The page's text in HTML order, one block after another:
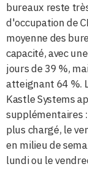
bureaux reste
d'occupation de
moyenne des
capacité, avec
jours de 39 %,
atteignant 64 %.
Kastle Systems
supplémentaires
plus chargé, le
en milieu de
lundi ou le